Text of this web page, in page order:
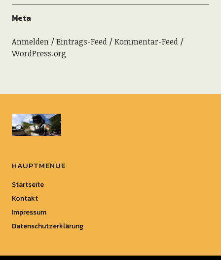
Meta
Anmelden Eintrags-Feed
Kommentar-Feed
WordPress.org
HAUPTMENUE
Startseite
Kontakt
Impressum
Datenschutzerklärung